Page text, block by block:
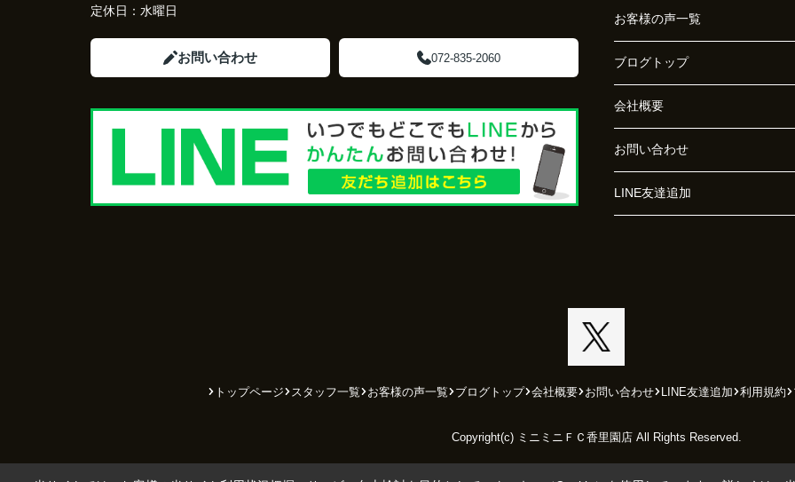
定休日： 水曜日
お問い合わせ 072-835-2060
お客様の声一覧
ブログトップ
会社概要
お問い合わせ
LINE友達追加
トップページ スタッフ一覧 お客様の声一覧 ブログトップ 会社概要 お問い合わせ LINE友達追加 利用規約
Copyright(c) ミニミニＦＣ香里園店 All Rights Reserved.